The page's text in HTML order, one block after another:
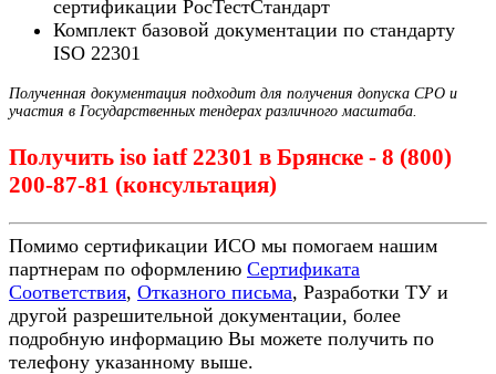
сертификации РосТестСтандарт
Комплект базовой документации по стандарту
ISO 22301
Полученная документация подходит для получения допуска СРО и
участия в Государственных тендерах различного масштаба.
Получить iso iatf 22301 в Брянске - 8 (800)
200-87-81 (консультация)
Помимо сертификации ИСО мы помогаем нашим
партнерам по оформлению Сертификата
Соответствия, Отказного письма, Разработки ТУ и
другой разрешительной документации, более
подробную информацию Вы можете получить по
телефону указанному выше.